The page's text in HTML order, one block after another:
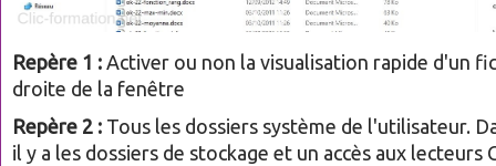
Repère 1 : Activer ou non la visualisation rapide d'un
droite de la fenêtre
Repère 2 : Tous les dossiers système de l'utilisateur.
il y a les dossiers de stockage et un accès aux lecteurs